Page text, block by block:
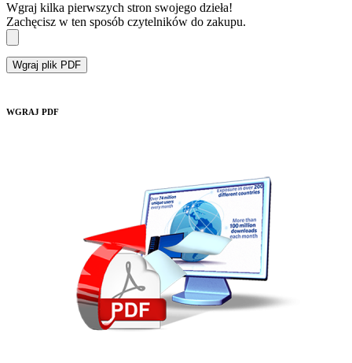
Wgraj kilka pierwszych stron swojego dzieła!
Zachęcisz w ten sposób czytelników do zakupu.
Wgraj plik PDF
WGRAJ PDF